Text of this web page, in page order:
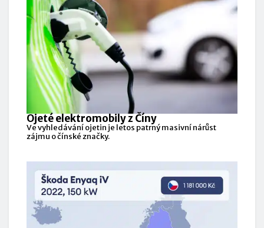
Ojeté elektromobily z Číny
Ve vyhledávání ojetin je letos patrný masivní nárůst
zájmu o čínské značky.